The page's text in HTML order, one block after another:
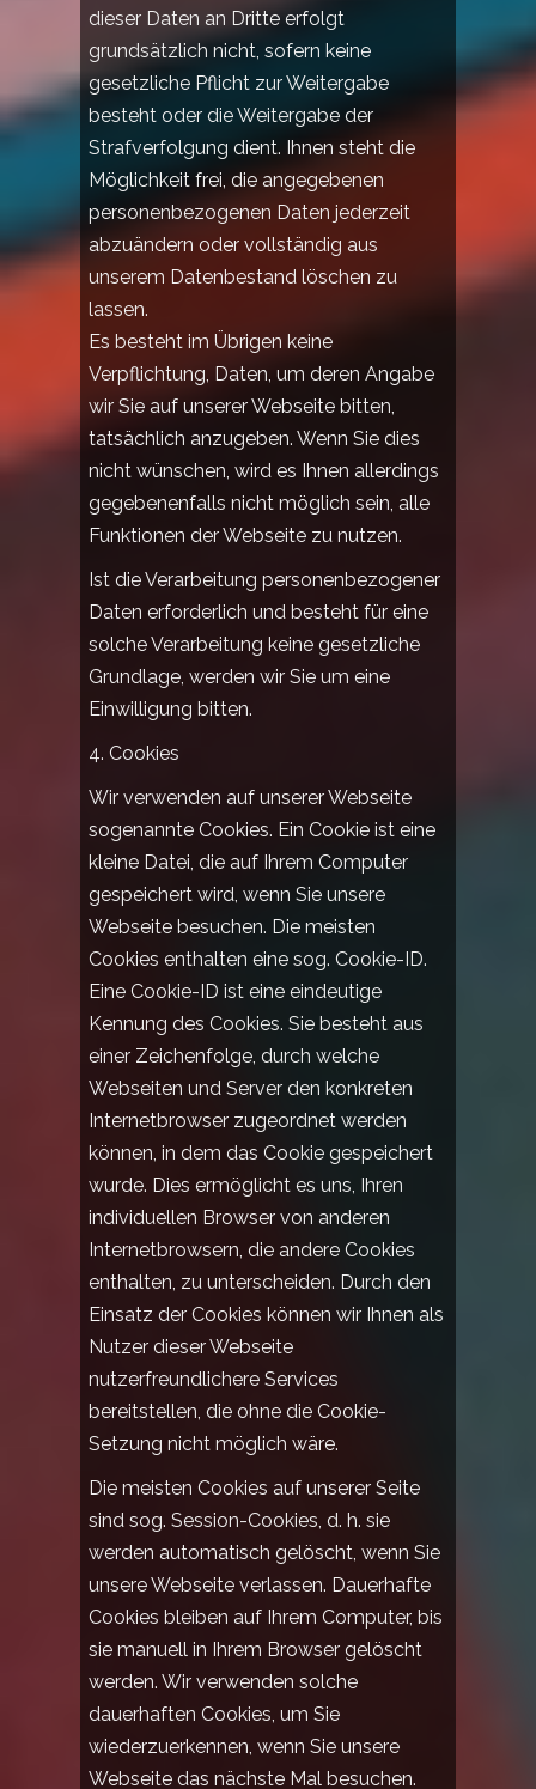
dieser Daten an Dritte erfolgt
grundsätzlich nicht, sofern keine
gesetzliche Pflicht zur Weitergabe
besteht oder die Weitergabe der
Strafverfolgung dient. Ihnen steht die
Möglichkeit frei, die angegebenen
personenbezogenen Daten jederzeit
abzuändern oder vollständig aus
unserem Datenbestand löschen zu
lassen.
Es besteht im Übrigen keine
Verpflichtung, Daten, um deren Angabe
wir Sie auf unserer Webseite bitten,
tatsächlich anzugeben. Wenn Sie dies
nicht wünschen, wird es Ihnen allerdings
gegebenenfalls nicht möglich sein, alle
Funktionen der Webseite zu nutzen.
Ist die Verarbeitung personenbezogener
Daten erforderlich und besteht für eine
solche Verarbeitung keine gesetzliche
Grundlage, werden wir Sie um eine
Einwilligung bitten.
4. Cookies
Wir verwenden auf unserer Webseite
sogenannte Cookies. Ein Cookie ist eine
kleine Datei, die auf Ihrem Computer
gespeichert wird, wenn Sie unsere
Webseite besuchen. Die meisten
Cookies enthalten eine sog. Cookie-ID.
Eine Cookie-ID ist eine eindeutige
Kennung des Cookies. Sie besteht aus
einer Zeichenfolge, durch welche
Webseiten und Server den konkreten
Internetbrowser zugeordnet werden
können, in dem das Cookie gespeichert
wurde. Dies ermöglicht es uns, Ihren
individuellen Browser von anderen
Internetbrowsern, die andere Cookies
enthalten, zu unterscheiden. Durch den
Einsatz der Cookies können wir Ihnen als
Nutzer dieser Webseite
nutzerfreundlichere Services
bereitstellen, die ohne die Cookie-
Setzung nicht möglich wäre.
Die meisten Cookies auf unserer Seite
sind sog. Session-Cookies, d. h. sie
werden automatisch gelöscht, wenn Sie
unsere Webseite verlassen. Dauerhafte
Cookies bleiben auf Ihrem Computer, bis
sie manuell in Ihrem Browser gelöscht
werden. Wir verwenden solche
dauerhaften Cookies, um Sie
wiederzuerkennen, wenn Sie unsere
Webseite das nächste Mal besuchen.